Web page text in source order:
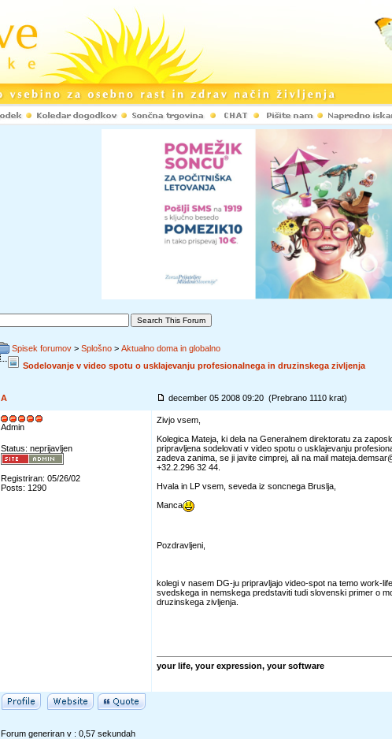
Spisek forumov > Splošno > Aktualno doma in globalno
Sodelovanje v video spotu o usklajevanju profesionalnega in druzinskega zivljenja
A
december 05 2008 09:20 (Prebrano 1110 krat)
Admin
Status: neprijavljen
Registriran: 05/26/02
Posts: 1290
Zivjo vsem,
Kolegica Mateja, ki dela na Generalnem direktoratu za
pripravljena sodelovati v video spotu o usklajevanju
zadeva zanima, se ji javite cimprej, ali na mail
+32.2.296 32 44.
Hvala in LP vsem, seveda iz soncnega Bruslja,
Manca
Pozdravljeni,
kolegi v nasem DG-ju pripravljajo video-spot na temo work-
svedskega in nemskega predstaviti tudi slovenski primer o
druzinskega zivljenja.
your life, your expression, your software
Forum generiran v : 0,57 sekundah